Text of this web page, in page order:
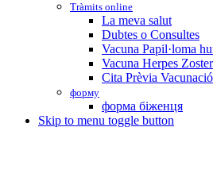
Tràmits online
La meva salut
Dubtes o Consultes
Vacuna Papil·loma
Vacuna Herpes Zoster
Cita Prèvia
форму
форма біженця
Skip to menu toggle button